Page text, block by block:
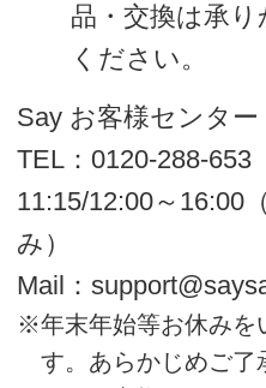
会員にご登録いただくと、商
際にポイント還元されます。
入から1ポイント単位でご利用
す。ポイント還元率は、会員
じて最大7％まで変動します。
ご利用ガイド詳細は